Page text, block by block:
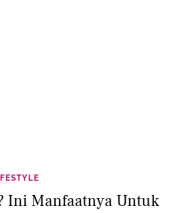
Ini Manfaatnya Untuk